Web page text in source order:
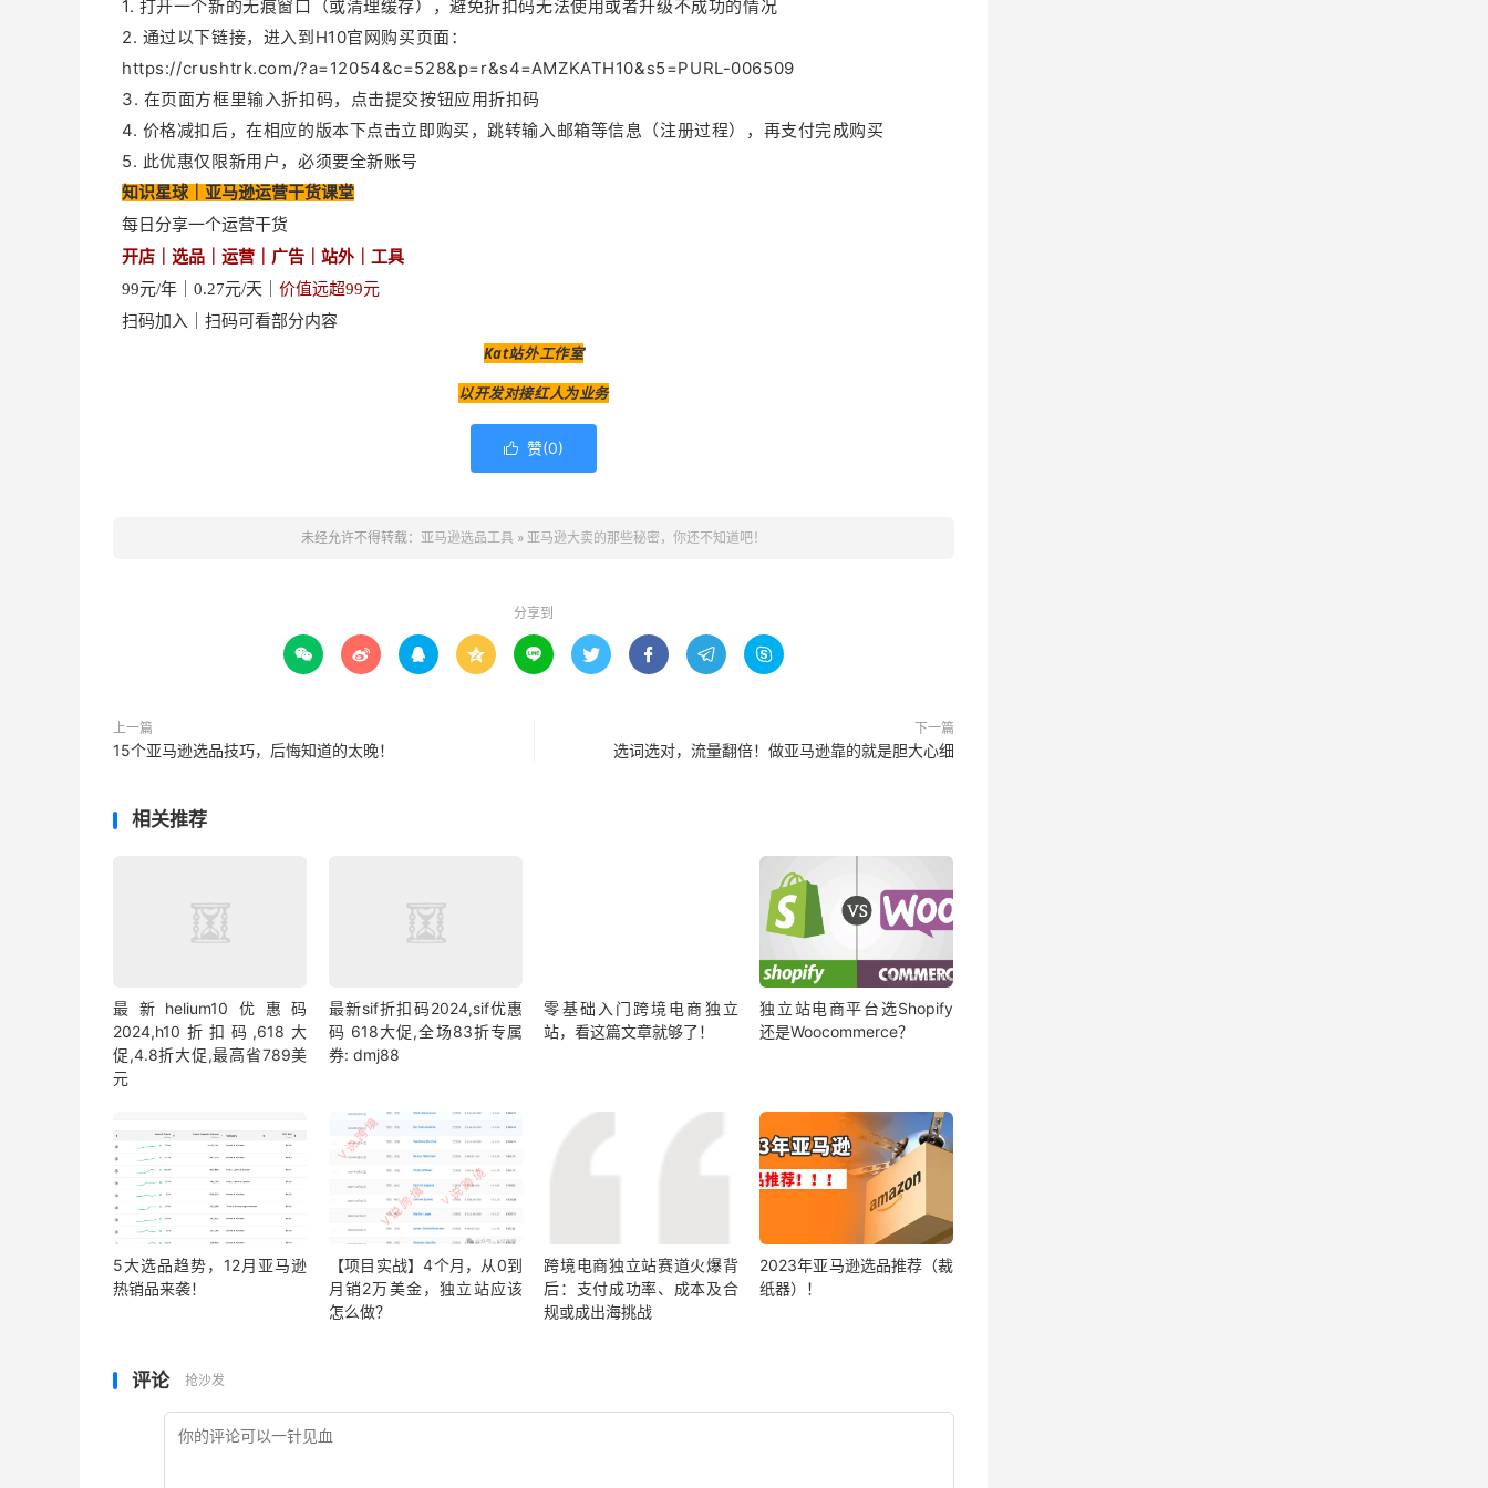
1. 打开一个新的无痕窗口（或清理缓存），避免折扣码无法使用或者升级不成功的情况
2. 通过以下链接，进入到H10官网购买页面：
https://crushtrk.com/?a=12054&c=528&p=r&s4=AMZKATH10&s5=PURL-006509
3. 在页面方框里输入折扣码，点击提交按钮应用折扣码
4. 价格减扣后，在相应的版本下点击立即购买，跳转输入邮箱等信息（注册过程），再支付完成购买
5. 此优惠仅限新用户，必须要全新账号
知识星球｜亚马逊运营干货课堂
每日分享一个运营干货
开店｜选品｜运营｜广告｜站外｜工具
99元/年｜ 0.27元/天｜ 价值远超99元
扫码加入｜ 扫码可看部分内容
Kat站外工作室
以开发对接红人为业务
 赞(0)
未经允许不得转载： 亚马逊选品工具 » 亚马逊大卖的那些秘密，你还不知道吧！
分享到
        
上一篇
15个亚马逊选品技巧，后悔知道的太晚！
下一篇
选词选对，流量翻倍！做亚马逊靠的就是胆大心细
相关推荐
最新helium10优惠码
2024,h10折扣码,618大
促,4.8折大促,最高省789美
元
最新sif折扣码2024,sif优惠
码 618大促,全场83折专属
券: dmj88
零基础入门跨境电商独立
站，看这篇文章就够了！
独立站电商平台选Shopify
还是Woocommerce？
5大选品趋势，12月亚马逊
热销品来袭！
【项目实战】4个月，从0到
月销2万美金，独立站应该
怎么做？
跨境电商独立站赛道火爆背
后：支付成功率、成本及合
规或成出海挑战
2023年亚马逊选品推荐（裁
纸器）！
评论 抢沙发